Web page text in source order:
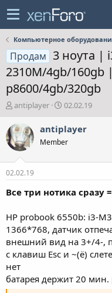
Компьютерное
Продам 3 ноута |
2310M/4gb/160gb
p8600/4gb/320gb
А
т
о
р
е
м
и
antiplayer
Д
т
с
р
н
я
02.02.19
antiplayer
Member
02.02.19
Все три нотика сразу
HP probook 6550b: i3-
1366*768, датчик
внешний вид на 3+/4-,
с клавиш Esc и ~(ё)
нет
батарея держит 20 мин.